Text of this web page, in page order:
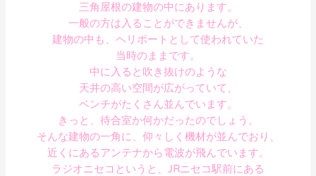
三角屋根の建物の中にあります。
一般の方は入ることができませんが、
建物の中も、ヘリポートとして使われていた
当時のままです。
中に入ると吹き抜けのような
天井の高い空間が広がっていて、
ベンチがたくさん並んでいます。
きっと、待合室か何かだったのでしょう。
そんな建物の一角に、仰々しく機材が並んでおり、
近くにあるアンテナから電波が飛んでいます。
ラジオニセコというと、JRニセコ駅前にある